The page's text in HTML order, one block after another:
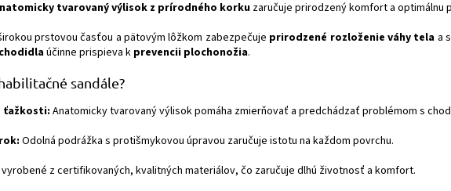
tvarovaný výlisok z prírodného korku zaručuje prirodzený komfort a optimálnu
prstovou časťou a pätovým lôžkom zabezpečuje prirodzené rozloženie váhy tela a
účinne prispieva k prevencii plochonožia.
sandále?
ťažkosti: Anatomicky tvarovaný výlisok pomáha zmierňovať a predchádzať problémom s
Odolná podrážka s protišmykovou úpravou zaručuje istotu na každom povrchu.
vyrobené z certifikovaných, kvalitných materiálov, čo zaručuje dlhú životnosť a komfort.